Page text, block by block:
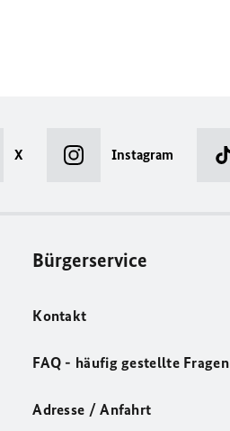
X Instagram
Bürgerservice
Kontakt
FAQ - häufig gestellte Fragen
Adresse / Anfahrt